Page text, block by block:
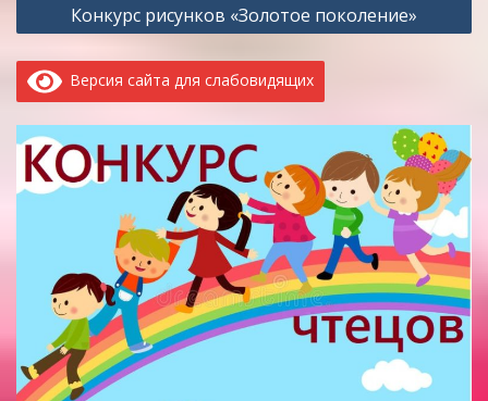
записямКонкурс рисунков «Золотое поколение»
Версия сайта для слабовидящих